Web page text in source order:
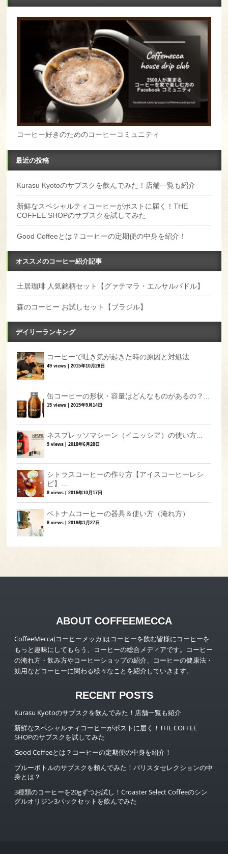
コーヒー好きのためのコーヒーコミュニティ
最近の投稿
Kurasu Kyotoのサブスクを飲んでみた！店舗一覧も紹介
新鮮なスペシャルティコーヒーがポストに届く！THE
COFFEE SHOPのサブスクを試してみた
Good Coffeeとは？コーヒーの定期便の中身を紹介！
オススメのコーヒー紹介記事
土居珈琲 人気銘柄セット【グァテマラ・エルサルバドル】
森のコーヒー お試しセット【ブラジル】
デイリーランキング
コーヒーで吐き気が起きた時の原因と対処法
49 views |2015年10月28日
缶コーヒーの形状・容量はどんなものがあるの？...
15 views |2015年9月14日
ネスプレッソマシーン（イニッシア）の使い方...
9 views |2018年6月28日
シトラスコーヒーの作り方【アイスコーヒーレシ
ピ】...
8 views |2016年10月17日
ベトナムコーヒーの器具＆使い方（淹れ方）
8 views |2018年1月27日
ABOUT COFFEEMECCA
CoffeeMecca[コーヒーメッカ]はコーヒーを飲む皆様にコーヒーを
もっと趣味にしてもらう、コーヒーの総合メディアです。コーヒー
の淹れ方・飲み方やコーヒーショップの紹介、コーヒーの健康法・
効用などコーヒーに関わる様々なことを紹介していきます。
RECENT POSTS
Kurasu Kyotoのサブスクを飲んでみた！店舗一覧も紹介
新鮮なスペシャルティコーヒーがポストに届く！THE COFFEE
SHOPのサブスクを試してみた
Good Coffeeとは？コーヒーの定期便の中身を紹介！
ブルーボトルのサブスクを頼んでみた！バリスタセレクションの中
身とは？
3種類のコーヒーを20gずつお試し！Croaster Select Coffeeのシン
グルオリジン3パックセットを飲んでみた